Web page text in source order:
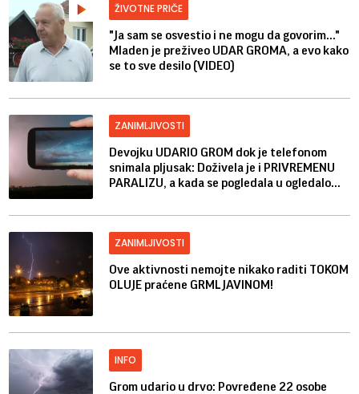
ŽIVOTNE PRIČE
"Ja sam se osvestio i ne mogu da govorim..."
Mladen je preživeo UDAR GROMA, a evo kako
se to sve desilo (VIDEO)
ZANIMLJIVOSTI
Devojku UDARIO GROM dok je telefonom
snimala pljusak: Doživela je i PRIVREMENU
PARALIZU, a kada se pogledala u ogledalo...
ZANIMLJIVOSTI
Ove aktivnosti nemojte nikako raditi TOKOM
OLUJE praćene GRMLJAVINOM!
INFO
Grom udario u drvo: Povređene 22 osobe